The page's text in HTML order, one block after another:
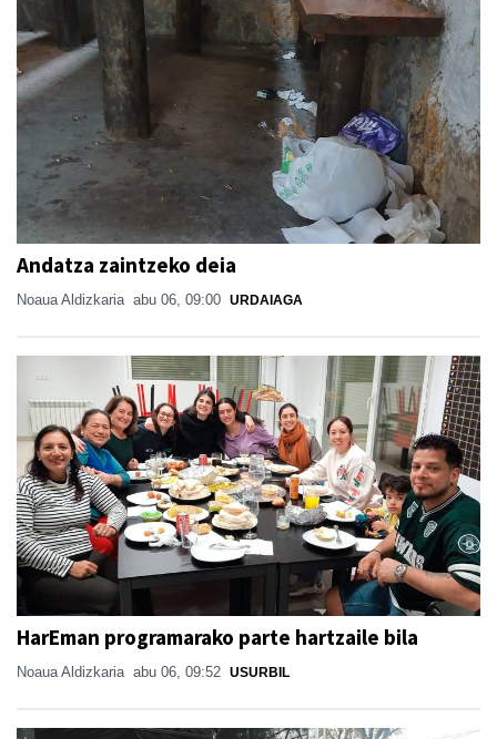
Andatza zaintzeko deia
Noaua Aldizkaria abu 06, 09:00 URDAIAGA
HarEman programarako parte hartzaile bila
Noaua Aldizkaria abu 06, 09:52 USURBIL